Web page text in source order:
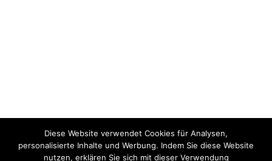
Diese Website verwendet Cookies für Analysen,
personalisierte Inhalte und Werbung. Indem Sie diese Website
nutzen, erklären Sie sich mit dieser Verwendung